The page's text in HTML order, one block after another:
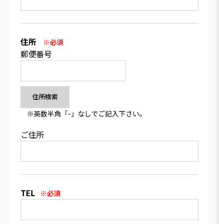
住所 ※必須
郵便番号
※英数半角「-」なしでご記入下さい。
ご住所
TEL ※必須